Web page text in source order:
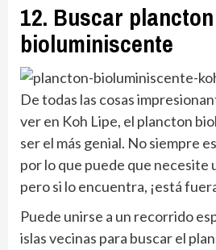
12. Buscar plancton
bioluminiscente
De todas las cosas
ver en Koh Lipe, el plancton
ser el más genial. No siempre
por lo que puede que necesite
pero si lo encuentra, ¡está
Puede unirse a un recorrido
islas vecinas para buscar el